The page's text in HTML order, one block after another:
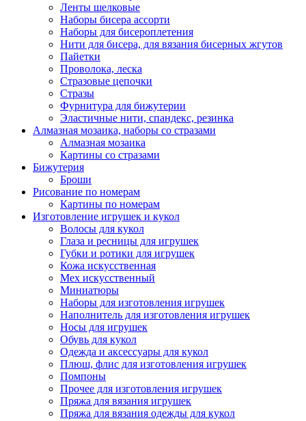
Ленты шелковые
Наборы бисера ассорти
Наборы для бисероплетения
Нити для бисера, для вязания бисерных жгутов
Пайетки
Проволока, леска
Стразовые цепочки
Стразы
Фурнитура для бижутерии
Эластичные нити, спандекс, резинка
Алмазная мозаика, наборы со стразами
Алмазная мозаика
Картины co стразами
Бижутерия
Броши
Рисование по номерам
Картины по номерам
Изготовление игрушек и кукол
Волосы для кукол
Глаза и ресницы для игрушек
Губки и ротики для игрушек
Кожа искусственная
Мех искусственный
Миниатюры
Наборы для изготовления игрушек
Наполнитель для изготовления игрушек
Носы для игрушек
Обувь для кукол
Одежда и аксессуары для кукол
Плюш, флис для изготовления игрушек
Помпоны
Прочее для изготовления игрушек
Пряжа для вязания игрушек
Пряжа для вязания одежды для кукол